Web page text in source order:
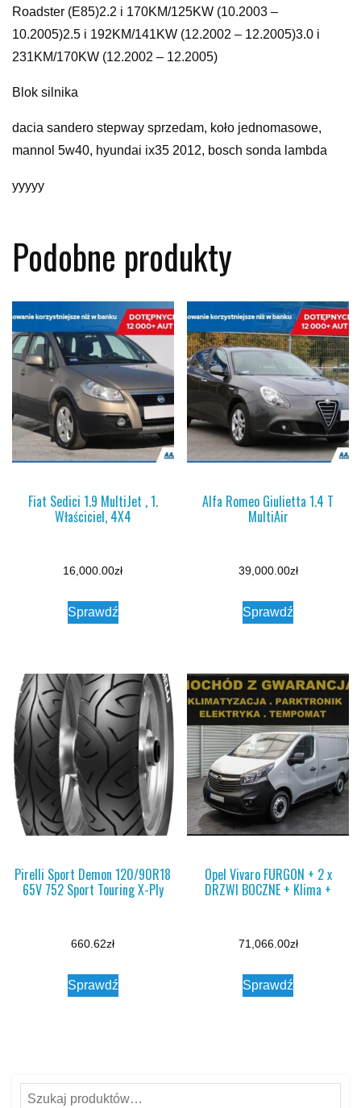
Roadster (E85)2.2 i 170KM/125KW (10.2003 –
10.2005)2.5 i 192KM/141KW (12.2002 – 12.2005)3.0 i
231KM/170KW (12.2002 – 12.2005)
Blok silnika
dacia sandero stepway sprzedam, koło jednomasowe,
mannol 5w40, hyundai ix35 2012, bosch sonda lambda
yyyyy
Podobne produkty
Fiat Sedici 1.9 MultiJet , 1.
Właściciel, 4X4
16,000.00zł
Sprawdź
Alfa Romeo Giulietta 1.4 T
MultiAir
39,000.00zł
Sprawdź
Pirelli Sport Demon 120/90R18
65V 752 Sport Touring X-Ply
660.62zł
Sprawdź
Opel Vivaro FURGON + 2 x
DRZWI BOCZNE + Klima +
71,066.00zł
Sprawdź
Szukaj: